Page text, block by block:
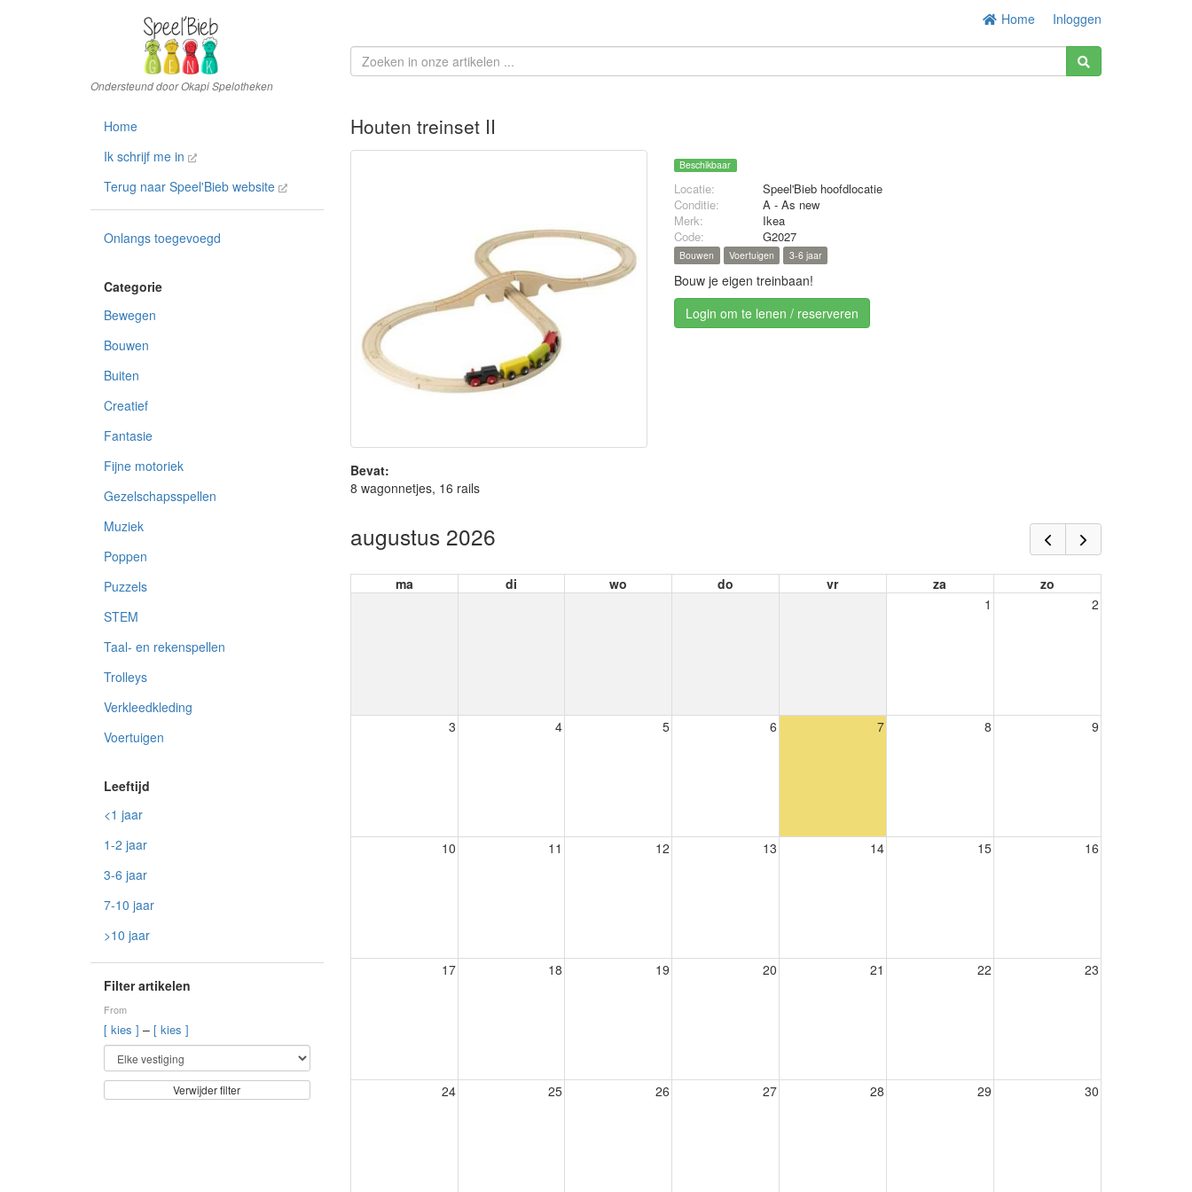
Home Inloggen
Home
Ik schrijf me in
Terug naar Speel'Bieb website
Onlangs toegevoegd
Bewegen
Bouwen
Buiten
Creatief
Fantasie
Fijne motoriek
Gezelschapsspellen
Muziek
Poppen
Puzzels
STEM
Taal- en rekenspellen
Trolleys
Verkleedkleding
Voertuigen
<1 jaar
1-2 jaar
3-6 jaar
7-10 jaar
>10 jaar
Filter artikelen
From
[ kies ] – [ kies ]
Verwijder filter
Houten treinset II
Bevat:
8 wagonnetjes, 16 rails
Beschikbaar
Locatie:
Speel'Bieb hoofdlocatie
Conditie:
A - As new
Merk:
Ikea
Code:
G2027
Bouwen Voertuigen 3-6 jaar
Bouw je eigen treinbaan!
Login om te lenen / reserveren
augustus 2026
ma di wo do vr za
zo
1
2
3 4 5 6 7 8 9
10 11 12 13 14 15 16
17 18 19 20 21 22 23
24 25 26 27 28 29 30